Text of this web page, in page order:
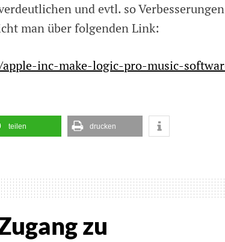
und evtl. so Verbesserungen
man über folgenden Link:
inc-make-logic-pro-music-
teilen drucken
zu